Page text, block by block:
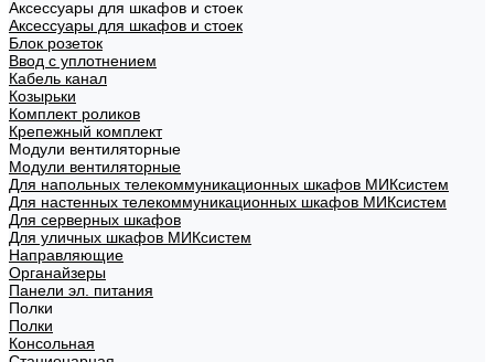
Аксессуары для шкафов и стоек
Аксессуары для шкафов и стоек
Блок розеток
Ввод с уплотнением
Кабель канал
Козырьки
Комплект роликов
Крепежный комплект
Модули вентиляторные
Модули вентиляторные
Для напольных телекоммуникационных шкафов МИКсистем
Для настенных телекоммуникационных шкафов МИКсистем
Для серверных шкафов
Для уличных шкафов МИКсистем
Направляющие
Органайзеры
Панели эл. питания
Полки
Полки
Консольная